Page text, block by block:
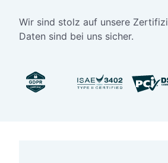
Wir sind stolz auf unsere
Daten sind bei uns sicher.